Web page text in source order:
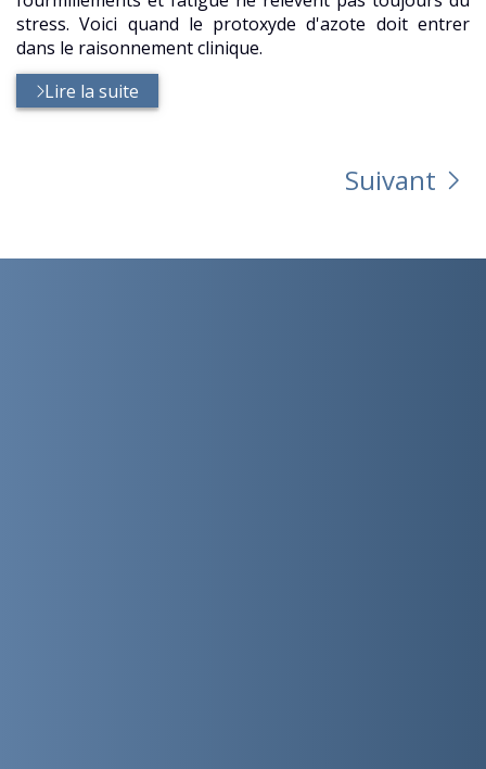
stress. Voici quand le protoxyde d'azote doit entrer
dans le raisonnement clinique.
Lire la suite
Suivant